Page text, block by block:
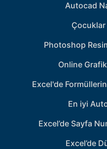
Autocad
Çocuklar
Photoshop
Online
Excel'de Formüllerin
En iyi
Excel’de Sayfa
Excel’de